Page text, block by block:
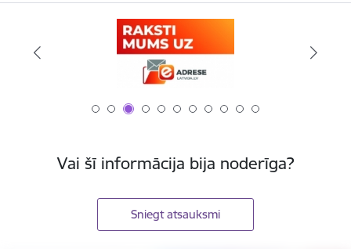
Vai šī informācija bija noderīga?
Sniegt atsauksmi